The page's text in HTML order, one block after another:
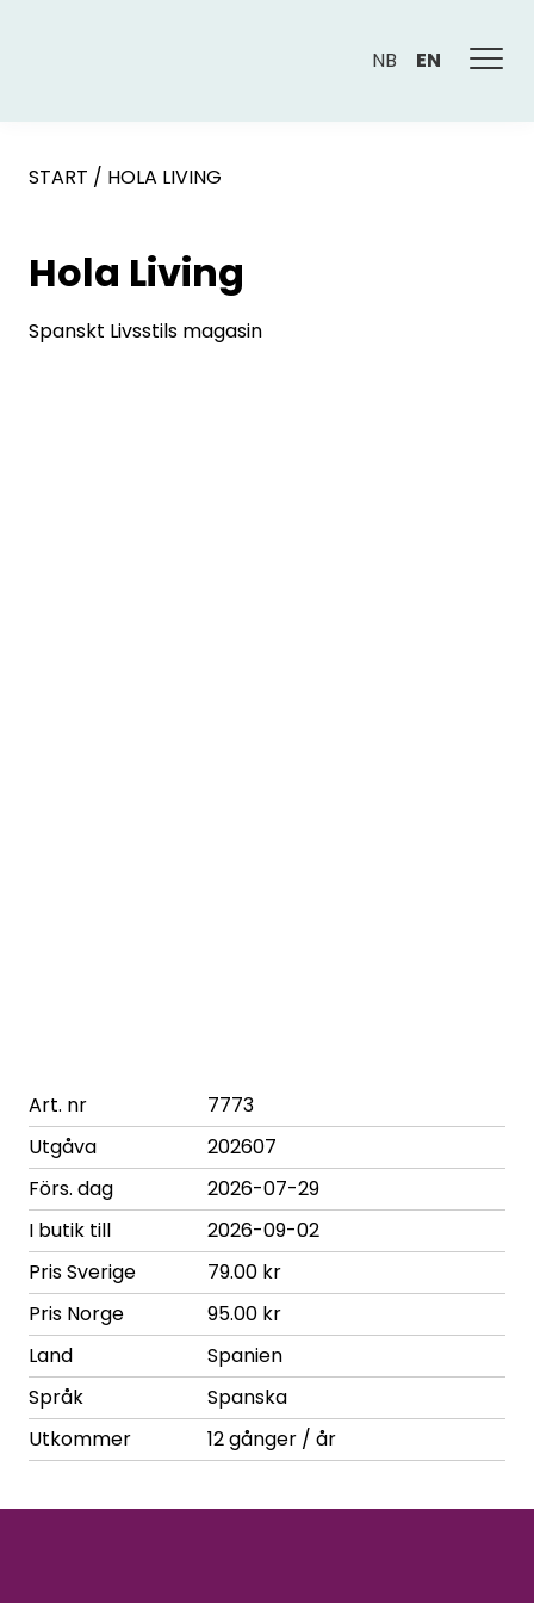
NB EN
START / HOLA LIVING
Hola Living
Spanskt Livsstils magasin
Art. nr
7773
Utgåva
202607
Förs. dag
2026-07-29
I butik till
2026-09-02
Pris Sverige
79.00 kr
Pris Norge
95.00 kr
Land
Spanien
Språk
Spanska
Utkommer
12 gånger / år